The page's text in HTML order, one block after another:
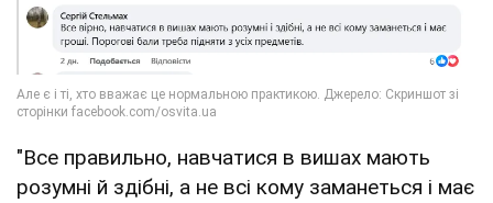
"Все правильно, навчатися в вишах мають
розумні й здібні, а не всі кому заманеться і має